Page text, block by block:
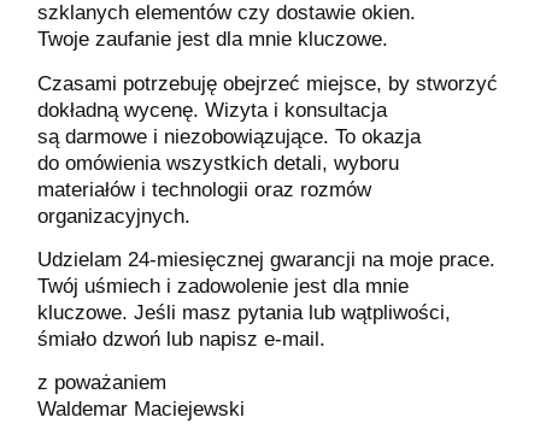
szklanych elementów czy dostawie okien.
Twoje zaufanie jest dla mnie kluczowe.
Czasami potrzebuję obejrzeć miejsce, by stworzyć
dokładną wycenę. Wizyta i konsultacja
są darmowe i niezobowiązujące. To okazja
do omówienia wszystkich detali, wyboru
materiałów i technologii oraz rozmów
organizacyjnych.
Udzielam 24-miesięcznej gwarancji na moje prace.
Twój uśmiech i zadowolenie jest dla mnie
kluczowe. Jeśli masz pytania lub wątpliwości,
śmiało dzwoń lub napisz e-mail.
z poważaniem
Waldemar Maciejewski